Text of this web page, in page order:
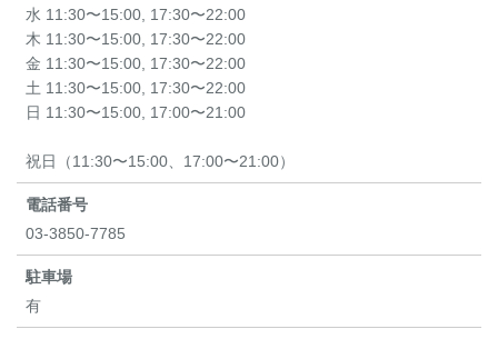
水 11:30〜15:00, 17:30〜22:00
木 11:30〜15:00, 17:30〜22:00
金 11:30〜15:00, 17:30〜22:00
土 11:30〜15:00, 17:30〜22:00
日 11:30〜15:00, 17:00〜21:00
祝日（11:30〜15:00、17:00〜21:00）
電話番号
03-3850-7785
駐車場
有